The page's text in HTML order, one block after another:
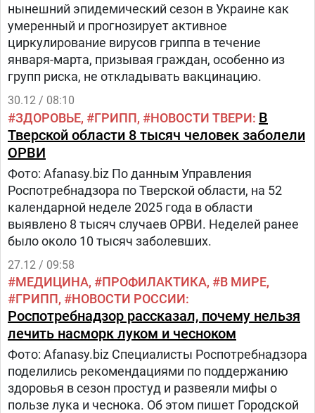
нынешний эпидемический сезон в Украине как
умеренный и прогнозирует активное
циркулирование вирусов гриппа в течение
января-марта, призывая граждан, особенно из
групп риска, не откладывать вакцинацию.
30.12 / 08:10
ЗДОРОВЬЕ ГРИПП НОВОСТИ ТВЕРИ В
Тверской области 8 тысяч человек заболели
ОРВИ
Фото: Afanasy.biz По данным Управления
Роспотребнадзора по Тверской области, на 52
календарной неделе 2025 года в области
выявлено 8 тысяч случаев ОРВИ. Неделей ранее
было около 10 тысяч заболевших.
27.12 / 09:58
МЕДИЦИНА ПРОФИЛАКТИКА
В МИРЕ
ГРИПП
НОВОСТИ РОССИИ
Роспотребнадзор рассказал, почему нельзя
лечить насморк луком и чесноком
Фото: Afanasy.biz Специалисты Роспотребнадзора
поделились рекомендациями по поддержанию
здоровья в сезон простуд и развеяли мифы о
пользе лука и чеснока. Об этом пишет Городской